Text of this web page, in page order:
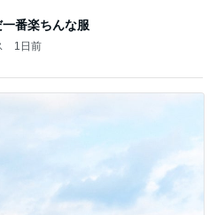
番楽ちんな服
1日前